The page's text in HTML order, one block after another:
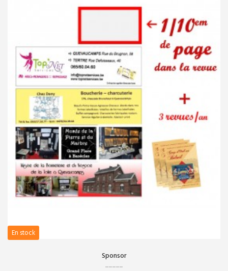
Sponsor
En stock
Sauvegarde de la Touraille
Nouveau musée du marbre
INFOS
LE BUREAU DE L'A.S.P.B. EST
A.S.P.B a.s.b.l.
Rue Paul Pastur, 62 à 7972
QUEVAUCAMPS
Contactez-
Tél. : 069/87.58.55
Mail.